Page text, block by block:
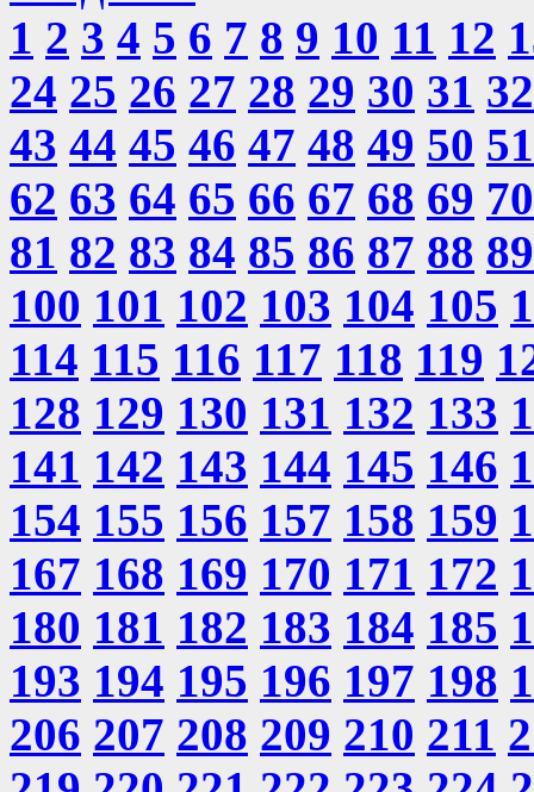
1 2 3 4 5 6 7 8 9 10 11 12
24 25 26 27 28 29 30 31 32
43 44 45 46 47 48 49 50 51
62 63 64 65 66 67 68 69 70
81 82 83 84 85 86 87 88 89
100 101 102 103 104 105
114 115 116 117 118 119
128 129 130 131 132 133
141 142 143 144 145 146
154 155 156 157 158 159
167 168 169 170 171 172
180 181 182 183 184 185
193 194 195 196 197 198
206 207 208 209 210 211